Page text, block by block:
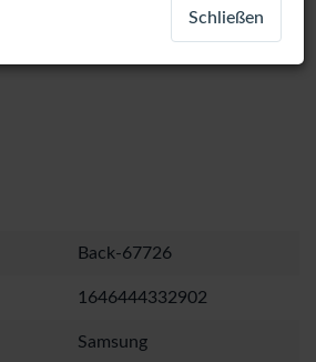
Back-67726
1646444332902
Samsung
Schließen